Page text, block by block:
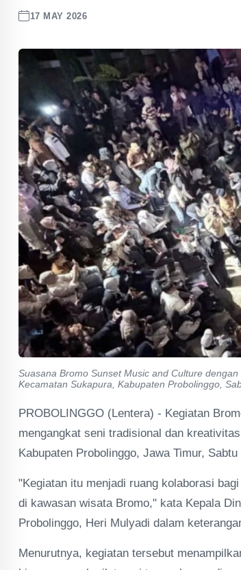
17 MAY 2026
Suasana Bromo Sunset Music and Culture
Kecamatan Sukapura, Kabupaten Probolinggo,
PROBOLINGGO (Lentera) - Kegiatan
mengangkat seni tradisional dan
Kabupaten Probolinggo, Jawa Timur,
"Kegiatan itu menjadi ruang kolaborasi
di kawasan wisata Bromo," kata Kepala
Probolinggo, Heri Mulyadi dalam
Menurutnya, kegiatan tersebut